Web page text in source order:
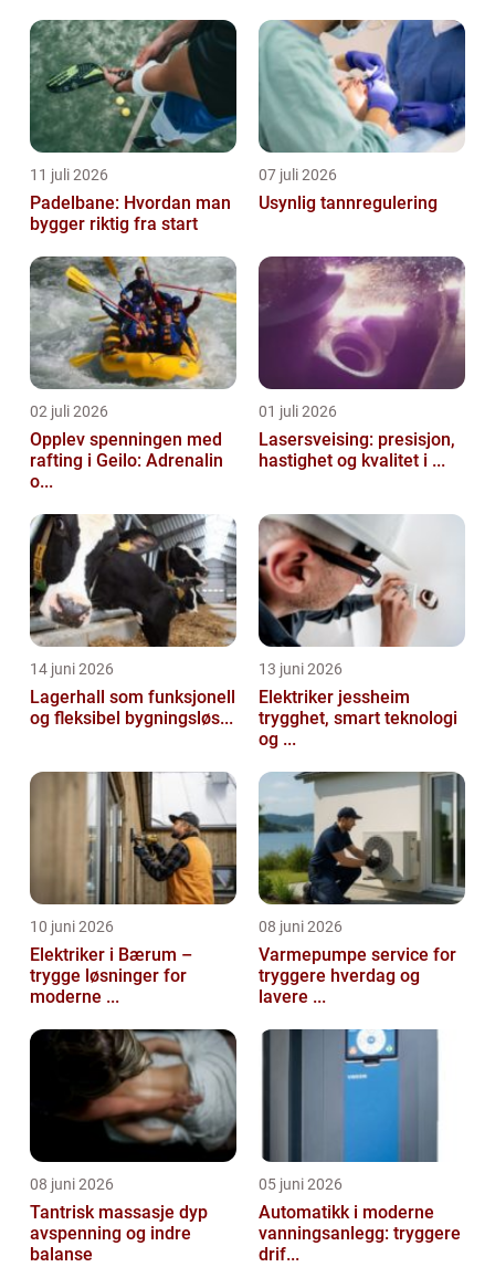
11 juli 2026
Padelbane: Hvordan man
bygger riktig fra start
07 juli 2026
Usynlig tannregulering
02 juli 2026
Opplev spenningen med
rafting i Geilo: Adrenalin
o...
01 juli 2026
Lasersveising: presisjon,
hastighet og kvalitet i ...
14 juni 2026
Lagerhall som funksjonell
og fleksibel bygningsløs...
13 juni 2026
Elektriker jessheim
trygghet, smart teknologi
og ...
10 juni 2026
Elektriker i Bærum –
trygge løsninger for
moderne ...
08 juni 2026
Varmepumpe service for
tryggere hverdag og
lavere ...
08 juni 2026
Tantrisk massasje dyp
avspenning og indre
balanse
05 juni 2026
Automatikk i moderne
vanningsanlegg: tryggere
drif...